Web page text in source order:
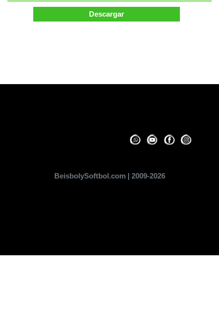
BeisbolySoftbol.com | 2009-2026